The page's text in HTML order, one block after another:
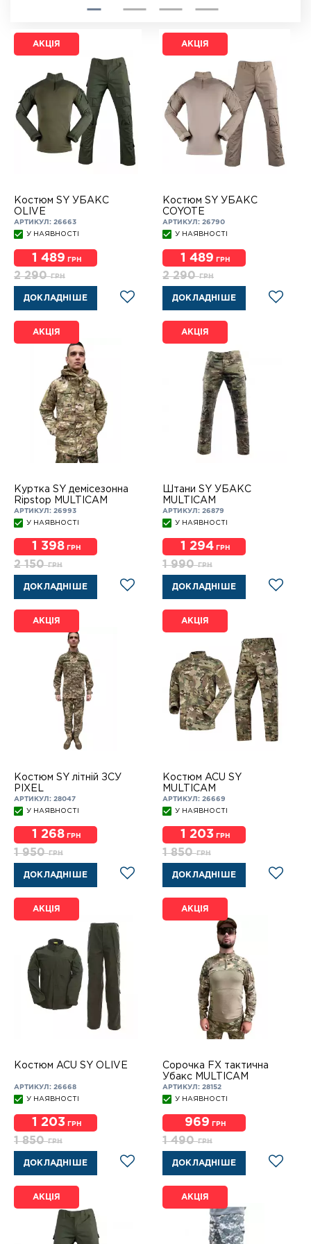
АКЦІЯ
Костюм SY УБАКС
OLIVE
АРТИКУЛ: 26663
У НАЯВНОСТІ
1 489 ГРН
2 290ГРН
ДОКЛАДНІШЕ
АКЦІЯ
Костюм SY УБАКС
COYOTE
АРТИКУЛ: 26790
У НАЯВНОСТІ
1 489 ГРН
2 290ГРН
ДОКЛАДНІШЕ
АКЦІЯ
Куртка SY демісезонна
Ripstop MULTICAM
АРТИКУЛ: 26993
У НАЯВНОСТІ
1 398 ГРН
2 150ГРН
ДОКЛАДНІШЕ
АКЦІЯ
Штани SY УБАКС
MULTICAM
АРТИКУЛ: 26879
У НАЯВНОСТІ
1 294 ГРН
1 990ГРН
ДОКЛАДНІШЕ
АКЦІЯ
Костюм SY літній ЗСУ
PIXEL
АРТИКУЛ: 28047
У НАЯВНОСТІ
1 268 ГРН
1 950ГРН
ДОКЛАДНІШЕ
АКЦІЯ
Костюм ACU SY
MULTICAM
АРТИКУЛ: 26669
У НАЯВНОСТІ
1 203 ГРН
1 850ГРН
ДОКЛАДНІШЕ
АКЦІЯ
Костюм ACU SY OLIVE
АРТИКУЛ: 26668
У НАЯВНОСТІ
1 203 ГРН
1 850ГРН
ДОКЛАДНІШЕ
АКЦІЯ
Сорочка FX тактична
Убакс MULTICAM
АРТИКУЛ: 28152
У НАЯВНОСТІ
969 ГРН
1 490ГРН
ДОКЛАДНІШЕ
АКЦІЯ АКЦІЯ